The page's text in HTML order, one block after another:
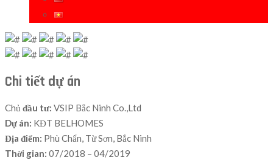
Chi tiết dự án
Chủ đầu tư: VSIP Bắc Ninh Co.,Ltd
Dự án: KĐT BELHOMES
Địa điểm: Phù Chẩn, Từ Sơn, Bắc Ninh
Thời gian: 07/2018 – 04/2019